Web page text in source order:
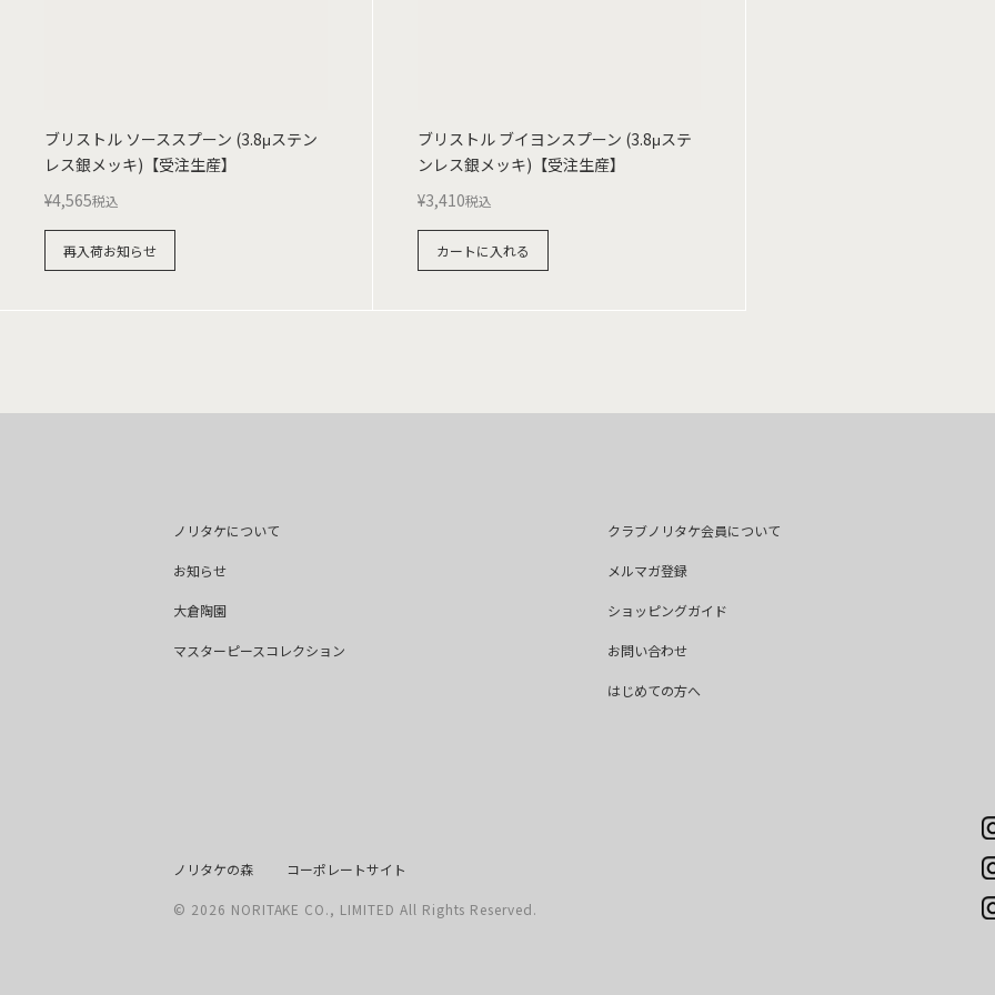
ブリストル ソーススプーン (3.8μステン
レス銀メッキ)【受注生産】
¥4,565税込
再入荷お知らせ
ブリストル ブイヨンスプーン (3.8μステ
ンレス銀メッキ)【受注生産】
¥3,410税込
カートに入れる
ノリタケについて
お知らせ
大倉陶園
マスターピースコレクション
クラブノリタケ会員について
メルマガ登録
ショッピングガイド
お問い合わせ
はじめての方へ
ノリタケの森 コーポレートサイト
© 2026 NORITAKE CO., LIMITED All Rights Reserved.